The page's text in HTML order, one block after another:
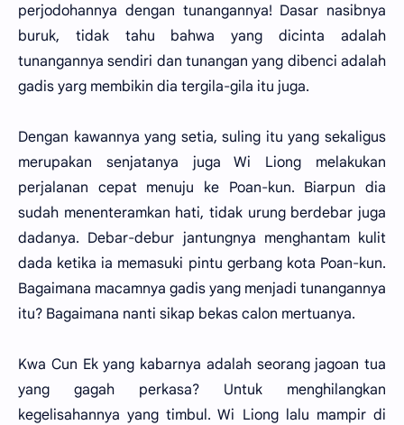
perjodohannya dengan tunangannya! Dasar nasibnya
buruk, tidak tahu bahwa yang dicinta adalah
tunangannya sendiri dan tunangan yang dibenci adalah
gadis yarg membikin dia tergila-gila itu juga.
Dengan kawannya yang setia, suling itu yang sekaligus
merupakan senjatanya juga Wi Liong melakukan
perjalanan cepat menuju ke Poan-kun. Biarpun dia
sudah menenteramkan hati, tidak urung berdebar juga
dadanya. Debar-debur jantungnya menghantam kulit
dada ketika ia memasuki pintu gerbang kota Poan-kun.
Bagaimana macamnya gadis yang menjadi tunangannya
itu? Bagaimana nanti sikap bekas calon mertuanya.
Kwa Cun Ek yang kabarnya adalah seorang jagoan tua
yang gagah perkasa? Untuk menghilangkan
kegelisahannya yang timbul. Wi Liong lalu mampir di